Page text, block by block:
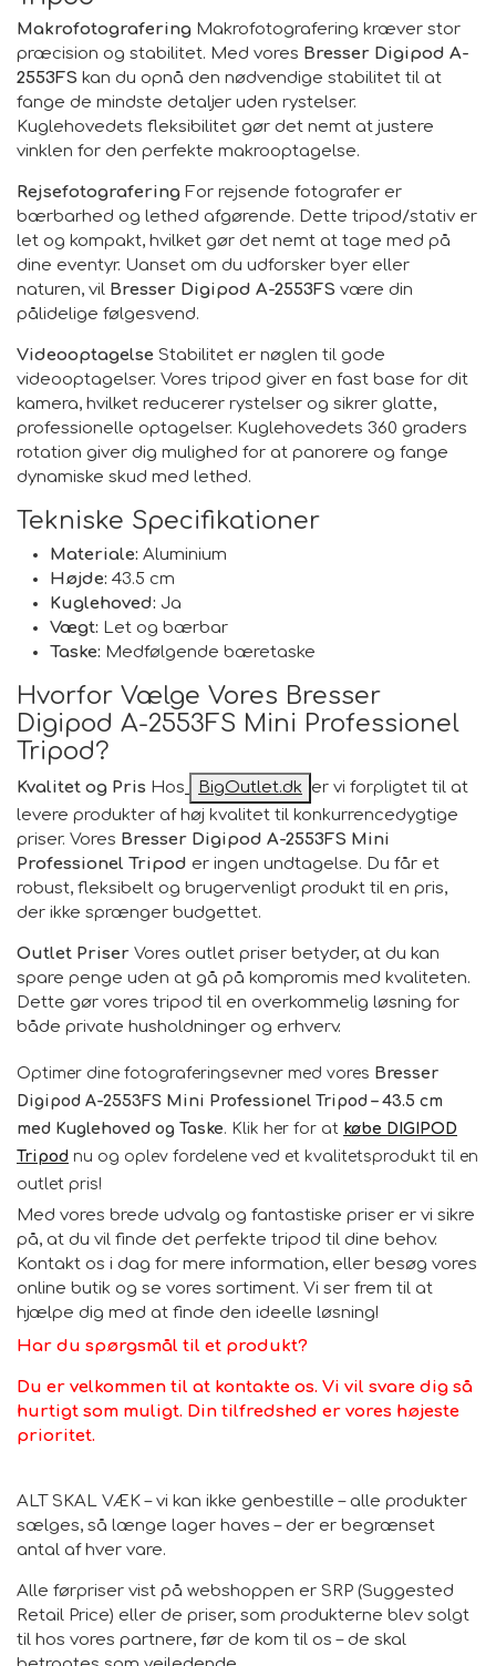
Makrofotografering Makrofotografering kræver stor
præcision og stabilitet. Med vores Bresser Digipod A-
2553FS kan du opnå den nødvendige stabilitet til at
fange de mindste detaljer uden rystelser.
Kuglehovedets fleksibilitet gør det nemt at justere
vinklen for den perfekte makrooptagelse.
Rejsefotografering For rejsende fotografer er
bærbarhed og lethed afgørende. Dette tripod/stativ er
let og kompakt, hvilket gør det nemt at tage med på
dine eventyr. Uanset om du udforsker byer eller
naturen, vil Bresser Digipod A-2553FS være din
pålidelige følgesvend.
Videooptagelse Stabilitet er nøglen til gode
videooptagelser. Vores tripod giver en fast base for dit
kamera, hvilket reducerer rystelser og sikrer glatte,
professionelle optagelser. Kuglehovedets 360 graders
rotation giver dig mulighed for at panorere og fange
dynamiske skud med lethed.
Tekniske Specifikationer
Materiale: Aluminium
Højde: 43.5 cm
Kuglehoved: Ja
Vægt: Let og bærbar
Taske: Medfølgende bæretaske
Hvorfor Vælge Vores Bresser
Digipod A-2553FS Mini Professionel
Tripod?
Kvalitet og Pris Hos BigOutlet.dk er vi forpligtet til at
levere produkter af høj kvalitet til konkurrencedygtige
priser. Vores Bresser Digipod A-2553FS Mini
Professionel Tripod er ingen undtagelse. Du får et
robust, fleksibelt og brugervenligt produkt til en pris,
der ikke sprænger budgettet.
Outlet Priser Vores outlet priser betyder, at du kan
spare penge uden at gå på kompromis med kvaliteten.
Dette gør vores tripod til en overkommelig løsning for
både private husholdninger og erhverv.
Optimer dine fotograferingsevner med vores Bresser
Digipod A-2553FS Mini Professionel Tripod – 43.5 cm
med Kuglehoved og Taske. Klik her for at købe DIGIPOD
Tripod nu og oplev fordelene ved et kvalitetsprodukt til en
outlet pris!
Med vores brede udvalg og fantastiske priser er vi sikre
på, at du vil finde det perfekte tripod til dine behov.
Kontakt os i dag for mere information, eller besøg vores
online butik og se vores sortiment. Vi ser frem til at
hjælpe dig med at finde den ideelle løsning!
Har du spørgsmål til et produkt?
Du er velkommen til at kontakte os. Vi vil svare dig så
hurtigt som muligt. Din tilfredshed er vores højeste
prioritet.
ALT SKAL VÆK – vi kan ikke genbestille – alle produkter
sælges, så længe lager haves – der er begrænset
antal af hver vare.
Alle førpriser vist på webshoppen er SRP (Suggested
Retail Price) eller de priser, som produkterne blev solgt
til hos vores partnere, før de kom til os – de skal